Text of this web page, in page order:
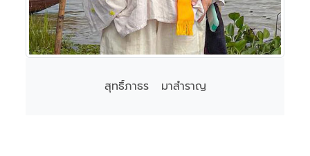
สุทธิ์ภาธร มาสำราญ